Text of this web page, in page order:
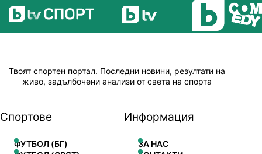
Твоят спортен портал. Последни новини, резултати на
живо, задълбочени анализи от света на спорта
Спортове
ФУТБОЛ (БГ)
Информация
ЗА НАС